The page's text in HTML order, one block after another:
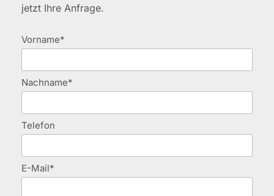
jetzt Ihre Anfrage.
Vorname*
Nachname*
Telefon
E-Mail*